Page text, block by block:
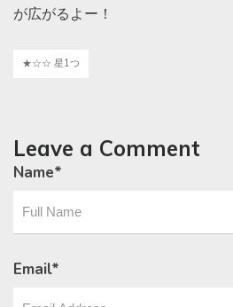
が広がるよー！
★☆☆ 星1つ
Leave a Comment
Name*
Email*